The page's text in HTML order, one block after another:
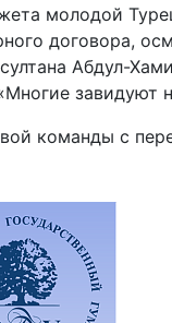
молодой
договора,
Абдул-
команды с